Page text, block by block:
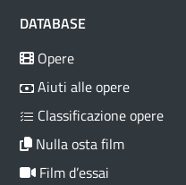
DATABASE
Opere
Aiuti alle opere
Classificazione opere
Nulla osta film
Film d’essai